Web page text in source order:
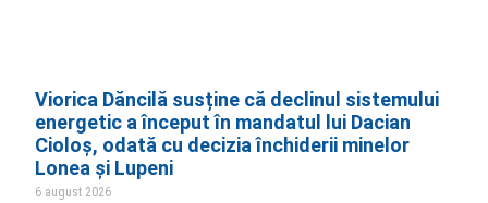
Viorica Dăncilă susține că declinul sistemului
energetic a început în mandatul lui Dacian
Cioloș, odată cu decizia închiderii minelor
Lonea și Lupeni
6 august 2026